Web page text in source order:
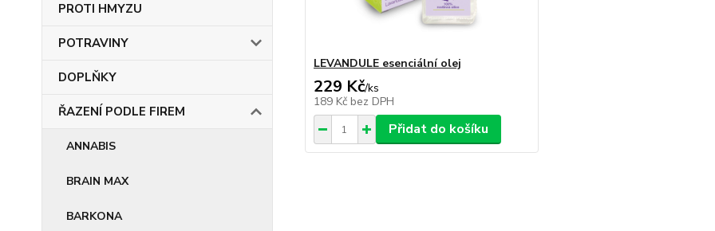
PROTI HMYZU
POTRAVINY
DOPLŇKY
ŘAZENÍ PODLE FIREM
ANNABIS
BRAIN MAX
BARKONA
LEVANDULE esenciální olej
229 Kč/ks
189 Kč bez DPH
Přidat do košíku